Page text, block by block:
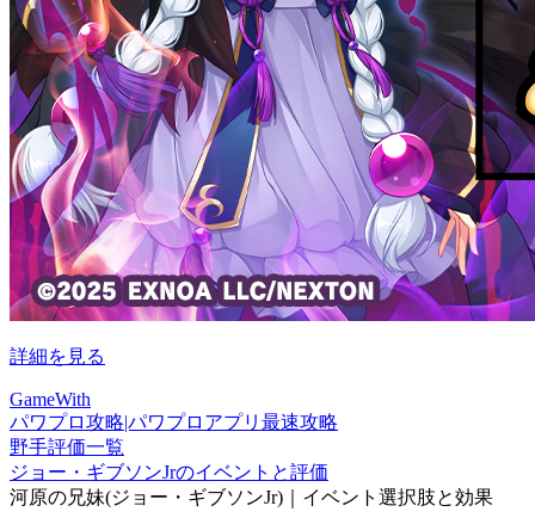
詳細を見る
GameWith
パワプロ攻略|パワプロアプリ最速攻略
野手評価一覧
ジョー・ギブソンJrのイベントと評価
河原の兄妹(ジョー・ギブソンJr)｜イベント選択肢と効果